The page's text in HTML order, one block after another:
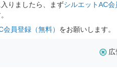
りましたら、まずシルエットAC会
員登録（無料） をお願いします。